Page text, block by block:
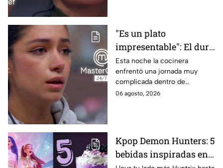
"Es un plato
impresentable": El duro
regaño que hizo llorar a
Michelle dentro de
MasterChef 24/7
Esta noche la cocinera
enfrentó una jornada muy
complicada dentro de
MasterChef 24/7.
06 agosto, 2026
Kpop Demon Hunters: 5
bebidas inspiradas en